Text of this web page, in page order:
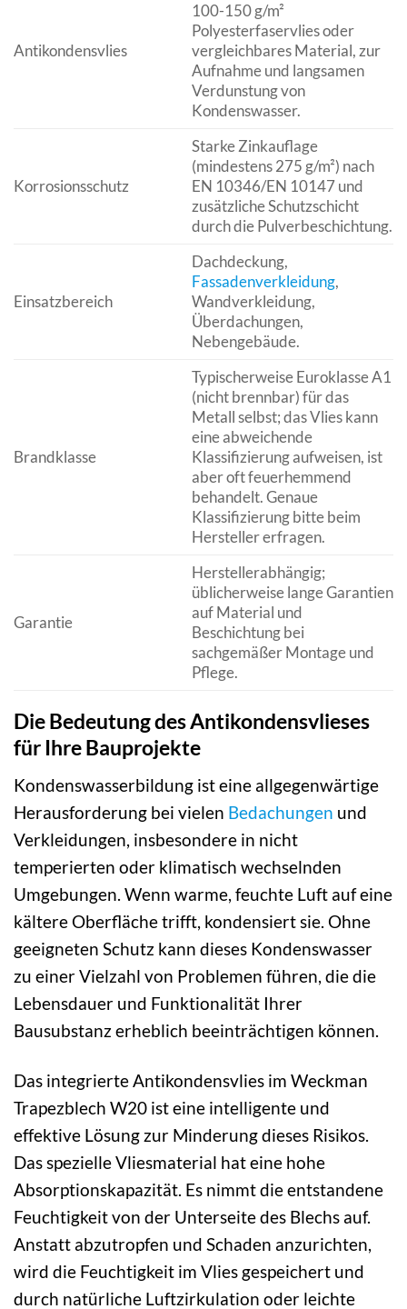
Antikondensvlies
100-150 g/m²
Polyesterfaservlies oder
vergleichbares Material, zur
Aufnahme und langsamen
Verdunstung von
Kondenswasser.
Korrosionsschutz
Starke Zinkauflage
(mindestens 275 g/m²) nach
EN 10346/EN 10147 und
zusätzliche Schutzschicht
durch die Pulverbeschichtung.
Einsatzbereich
Dachdeckung,
Fassadenverkleidung,
Wandverkleidung,
Überdachungen,
Nebengebäude.
Brandklasse
Typischerweise Euroklasse A1
(nicht brennbar) für das
Metall selbst; das Vlies kann
eine abweichende
Klassifizierung aufweisen, ist
aber oft feuerhemmend
behandelt. Genaue
Klassifizierung bitte beim
Hersteller erfragen.
Garantie
Herstellerabhängig;
üblicherweise lange Garantien
auf Material und
Beschichtung bei
sachgemäßer Montage und
Pflege.
Die Bedeutung des Antikondensvlieses
für Ihre Bauprojekte
Kondenswasserbildung ist eine allgegenwärtige
Herausforderung bei vielen Bedachungen und
Verkleidungen, insbesondere in nicht
temperierten oder klimatisch wechselnden
Umgebungen. Wenn warme, feuchte Luft auf eine
kältere Oberfläche trifft, kondensiert sie. Ohne
geeigneten Schutz kann dieses Kondenswasser
zu einer Vielzahl von Problemen führen, die die
Lebensdauer und Funktionalität Ihrer
Bausubstanz erheblich beeinträchtigen können.
Das integrierte Antikondensvlies im Weckman
Trapezblech W20 ist eine intelligente und
effektive Lösung zur Minderung dieses Risikos.
Das spezielle Vliesmaterial hat eine hohe
Absorptionskapazität. Es nimmt die entstandene
Feuchtigkeit von der Unterseite des Blechs auf.
Anstatt abzutropfen und Schaden anzurichten,
wird die Feuchtigkeit im Vlies gespeichert und
durch natürliche Luftzirkulation oder leichte